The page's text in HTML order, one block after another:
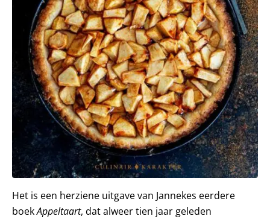
Het is een herziene uitgave van Jannekes eerdere
boekAppeltaart, dat alweer tien jaar geleden